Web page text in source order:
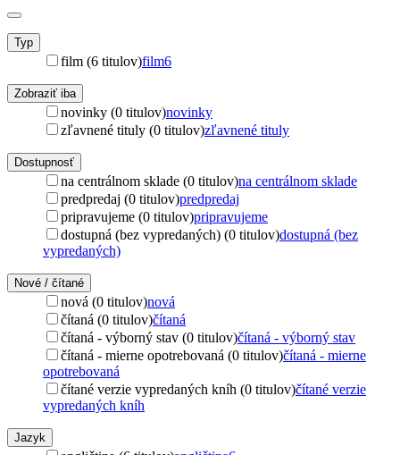
Typ
film (6 titulov)film6
Zobraziť iba
novinky (0 titulov)novinky
zľavnené tituly (0 titulov)zľavnené tituly
Dostupnosť
na centrálnom sklade (0 titulov)na centrálnom sklade
predpredaj (0 titulov)predpredaj
pripravujeme (0 titulov)pripravujeme
dostupná (bez vypredaných) (0 titulov)dostupná (bez
vypredaných)
Nové / čítané
nová (0 titulov)nová
čítaná (0 titulov)čítaná
čítaná - výborný stav (0 titulov)čítaná - výborný stav
čítaná - mierne opotrebovaná (0 titulov)čítaná - mierne
opotrebovaná
čítané verzie vypredaných kníh (0 titulov)čítané verzie
vypredaných kníh
Jazyk